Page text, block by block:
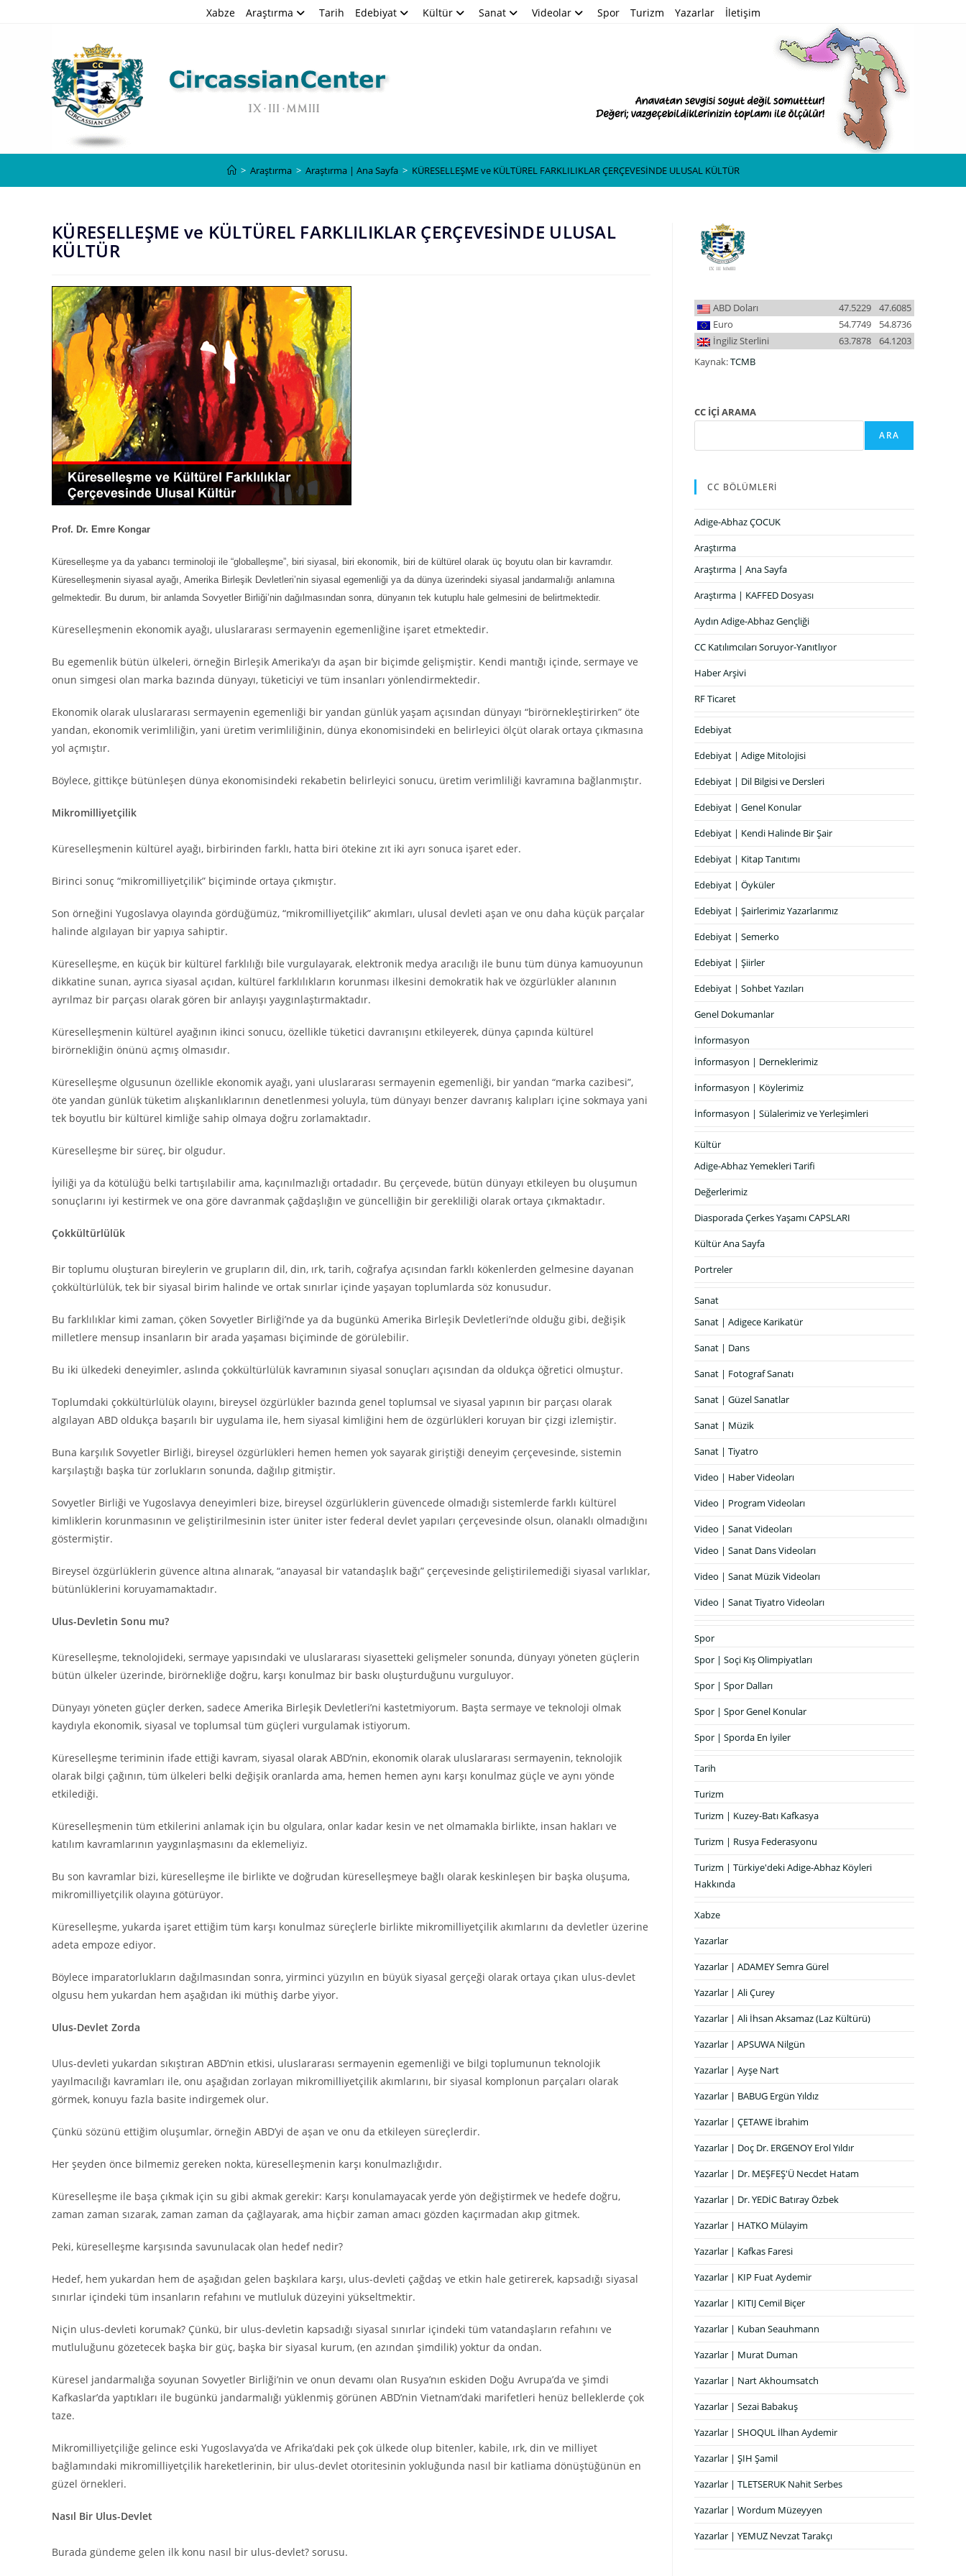
Xabze Araştırma Tarih Edebiyat Kültür Sanat Videolar Spor Turizm Yazarlar İletişim
> Araştırma > Araştırma | Ana Sayfa > KÜRESELLEŞME ve KÜLTÜREL FARKLILIKLAR ÇERÇEVESİNDE ULUSAL KÜLTÜR
KÜRESELLEŞME ve KÜLTÜREL FARKLILIKLAR ÇERÇEVESİNDE ULUSAL
KÜLTÜR
Prof. Dr. Emre Kongar
Küreselleşme ya da yabancı terminoloji ile “globalleşme”, biri siyasal, biri ekonomik, biri de kültürel olarak üç boyutu olan bir kavramdır.
Küreselleşmenin siyasal ayağı, Amerika Birleşik Devletleri’nin siyasal egemenliği ya da dünya üzerindeki siyasal jandarmalığı anlamına
gelmektedir. Bu durum, bir anlamda Sovyetler Birliği’nin dağılmasından sonra, dünyanın tek kutuplu hale gelmesini de belirtmektedir.
Küreselleşmenin ekonomik ayağı, uluslararası sermayenin egemenliğine işaret etmektedir.
Bu egemenlik bütün ülkeleri, örneğin Birleşik Amerika’yı da aşan bir biçimde gelişmiştir. Kendi mantığı içinde, sermaye ve
onun simgesi olan marka bazında dünyayı, tüketiciyi ve tüm insanları yönlendirmektedir.
Ekonomik olarak uluslararası sermayenin egemenliği bir yandan günlük yaşam açısından dünyayı “birörnekleştirirken” öte
yandan, ekonomik verimliliğin, yani üretim verimliliğinin, dünya ekonomisindeki en belirleyici ölçüt olarak ortaya çıkmasına
yol açmıştır.
Böylece, gittikçe bütünleşen dünya ekonomisindeki rekabetin belirleyici sonucu, üretim verimliliği kavramına bağlanmıştır.
Mikromilliyetçilik
Küreselleşmenin kültürel ayağı, birbirinden farklı, hatta biri ötekine zıt iki ayrı sonuca işaret eder.
Birinci sonuç “mikromilliyetçilik” biçiminde ortaya çıkmıştır.
Son örneğini Yugoslavya olayında gördüğümüz, “mikromilliyetçilik” akımları, ulusal devleti aşan ve onu daha küçük parçalar
halinde algılayan bir yapıya sahiptir.
Küreselleşme, en küçük bir kültürel farklılığı bile vurgulayarak, elektronik medya aracılığı ile bunu tüm dünya kamuoyunun
dikkatine sunan, ayrıca siyasal açıdan, kültürel farklılıkların korunması ilkesini demokratik hak ve özgürlükler alanının
ayrılmaz bir parçası olarak gören bir anlayışı yaygınlaştırmaktadır.
Küreselleşmenin kültürel ayağının ikinci sonucu, özellikle tüketici davranışını etkileyerek, dünya çapında kültürel
birörnekliğin önünü açmış olmasıdır.
Küreselleşme olgusunun özellikle ekonomik ayağı, yani uluslararası sermayenin egemenliği, bir yandan “marka cazibesi”,
öte yandan günlük tüketim alışkanlıklarının denetlenmesi yoluyla, tüm dünyayı benzer davranış kalıpları içine sokmaya yani
tek boyutlu bir kültürel kimliğe sahip olmaya doğru zorlamaktadır.
Küreselleşme bir süreç, bir olgudur.
İyiliği ya da kötülüğü belki tartışılabilir ama, kaçınılmazlığı ortadadır. Bu çerçevede, bütün dünyayı etkileyen bu oluşumun
sonuçlarını iyi kestirmek ve ona göre davranmak çağdaşlığın ve güncelliğin bir gerekliliği olarak ortaya çıkmaktadır.
Çokkültürlülük
Bir toplumu oluşturan bireylerin ve grupların dil, din, ırk, tarih, coğrafya açısından farklı kökenlerden gelmesine dayanan
çokkültürlülük, tek bir siyasal birim halinde ve ortak sınırlar içinde yaşayan toplumlarda söz konusudur.
Bu farklılıklar kimi zaman, çöken Sovyetler Birliği’nde ya da bugünkü Amerika Birleşik Devletleri’nde olduğu gibi, değişik
milletlere mensup insanların bir arada yaşaması biçiminde de görülebilir.
Bu iki ülkedeki deneyimler, aslında çokkültürlülük kavramının siyasal sonuçları açısından da oldukça öğretici olmuştur.
Toplumdaki çokkültürlülük olayını, bireysel özgürlükler bazında genel toplumsal ve siyasal yapının bir parçası olarak
algılayan ABD oldukça başarılı bir uygulama ile, hem siyasal kimliğini hem de özgürlükleri koruyan bir çizgi izlemiştir.
Buna karşılık Sovyetler Birliği, bireysel özgürlükleri hemen hemen yok sayarak giriştiği deneyim çerçevesinde, sistemin
karşılaştığı başka tür zorlukların sonunda, dağılıp gitmiştir.
Sovyetler Birliği ve Yugoslavya deneyimleri bize, bireysel özgürlüklerin güvencede olmadığı sistemlerde farklı kültürel
kimliklerin korunmasının ve geliştirilmesinin ister üniter ister federal devlet yapıları çerçevesinde olsun, olanaklı olmadığını
göstermiştir.
Bireysel özgürlüklerin güvence altına alınarak, “anayasal bir vatandaşlık bağı” çerçevesinde geliştirilemediği siyasal varlıklar,
bütünlüklerini koruyamamaktadır.
Ulus-Devletin Sonu mu?
Küreselleşme, teknolojideki, sermaye yapısındaki ve uluslararası siyasetteki gelişmeler sonunda, dünyayı yöneten güçlerin
bütün ülkeler üzerinde, birörnekliğe doğru, karşı konulmaz bir baskı oluşturduğunu vurguluyor.
Dünyayı yöneten güçler derken, sadece Amerika Birleşik Devletleri’ni kastetmiyorum. Başta sermaye ve teknoloji olmak
kaydıyla ekonomik, siyasal ve toplumsal tüm güçleri vurgulamak istiyorum.
Küreselleşme teriminin ifade ettiği kavram, siyasal olarak ABD’nin, ekonomik olarak uluslararası sermayenin, teknolojik
olarak bilgi çağının, tüm ülkeleri belki değişik oranlarda ama, hemen hemen aynı karşı konulmaz güçle ve aynı yönde
etkilediği.
Küreselleşmenin tüm etkilerini anlamak için bu olgulara, onlar kadar kesin ve net olmamakla birlikte, insan hakları ve
katılım kavramlarının yaygınlaşmasını da eklemeliyiz.
Bu son kavramlar bizi, küreselleşme ile birlikte ve doğrudan küreselleşmeye bağlı olarak keskinleşen bir başka oluşuma,
mikromilliyetçilik olayına götürüyor.
Küreselleşme, yukarda işaret ettiğim tüm karşı konulmaz süreçlerle birlikte mikromilliyetçilik akımlarını da devletler üzerine
adeta empoze ediyor.
Böylece imparatorlukların dağılmasından sonra, yirminci yüzyılın en büyük siyasal gerçeği olarak ortaya çıkan ulus-devlet
olgusu hem yukardan hem aşağıdan iki müthiş darbe yiyor.
Ulus-Devlet Zorda
Ulus-devleti yukardan sıkıştıran ABD’nin etkisi, uluslararası sermayenin egemenliği ve bilgi toplumunun teknolojik
yayılmacılığı kavramları ile, onu aşağıdan zorlayan mikromilliyetçilik akımlarını, bir siyasal komplonun parçaları olarak
görmek, konuyu fazla basite indirgemek olur.
Çünkü sözünü ettiğim oluşumlar, örneğin ABD’yi de aşan ve onu da etkileyen süreçlerdir.
Her şeyden önce bilmemiz gereken nokta, küreselleşmenin karşı konulmazlığıdır.
Küreselleşme ile başa çıkmak için su gibi akmak gerekir: Karşı konulamayacak yerde yön değiştirmek ve hedefe doğru,
zaman zaman sızarak, zaman zaman da çağlayarak, ama hiçbir zaman amacı gözden kaçırmadan akıp gitmek.
Peki, küreselleşme karşısında savunulacak olan hedef nedir?
Hedef, hem yukardan hem de aşağıdan gelen başkılara karşı, ulus-devleti çağdaş ve etkin hale getirerek, kapsadığı siyasal
sınırlar içindeki tüm insanların refahını ve mutluluk düzeyini yükseltmektir.
Niçin ulus-devleti korumak? Çünkü, bir ulus-devletin kapsadığı siyasal sınırlar içindeki tüm vatandaşların refahını ve
mutluluğunu gözetecek başka bir güç, başka bir siyasal kurum, (en azından şimdilik) yoktur da ondan.
Küresel jandarmalığa soyunan Sovyetler Birliği’nin ve onun devamı olan Rusya’nın eskiden Doğu Avrupa’da ve şimdi
Kafkaslar’da yaptıkları ile bugünkü jandarmalığı yüklenmiş görünen ABD’nin Vietnam’daki marifetleri henüz belleklerde çok
taze.
Mikromilliyetçiliğe gelince eski Yugoslavya’da ve Afrika’daki pek çok ülkede olup bitenler, kabile, ırk, din ve milliyet
bağlamındaki mikromilliyetçilik hareketlerinin, bir ulus-devlet otoritesinin yokluğunda nasıl bir katliama dönüştüğünün en
güzel örnekleri.
Nasıl Bir Ulus-Devlet
Burada gündeme gelen ilk konu nasıl bir ulus-devlet? sorusu.
ABD Doları 47.6085
47.5229
Euro
54.8736
54.7749
İngiliz Sterlini
64.1203
63.7878
Kaynak:TCMB
CC İÇİ ARAMA
ARA
CC BÖLÜMLERİ
Adige-Abhaz ÇOCUK
Araştırma
Araştırma | Ana Sayfa
Araştırma | KAFFED Dosyası
Aydın Adige-Abhaz Gençliği
CC Katılımcıları Soruyor-Yanıtlıyor
Haber Arşivi
RF Ticaret
Edebiyat
Edebiyat | Adige Mitolojisi
Edebiyat | Dil Bilgisi ve Dersleri
Edebiyat | Genel Konular
Edebiyat | Kendi Halinde Bir Şair
Edebiyat | Kitap Tanıtımı
Edebiyat | Öyküler
Edebiyat | Şairlerimiz Yazarlarımız
Edebiyat | Semerko
Edebiyat | Şiirler
Edebiyat | Sohbet Yazıları
Genel Dokumanlar
İnformasyon
İnformasyon | Derneklerimiz
İnformasyon | Köylerimiz
İnformasyon | Sülalerimiz ve Yerleşimleri
Kültür
Adige-Abhaz Yemekleri Tarifi
Değerlerimiz
Diasporada Çerkes Yaşamı CAPSLARI
Kültür Ana Sayfa
Portreler
Sanat
Sanat | Adigece Karikatür
Sanat | Dans
Sanat | Fotograf Sanatı
Sanat | Güzel Sanatlar
Sanat | Müzik
Sanat | Tiyatro
Video | Haber Videoları
Video | Program Videoları
Video | Sanat Videoları
Video | Sanat Dans Videoları
Video | Sanat Müzik Videoları
Video | Sanat Tiyatro Videoları
Spor
Spor | Soçi Kış Olimpiyatları
Spor | Spor Dalları
Spor | Spor Genel Konular
Spor | Sporda En İyiler
Tarih
Turizm
Turizm | Kuzey-Batı Kafkasya
Turizm | Rusya Federasyonu
Turizm | Türkiye'deki Adige-Abhaz Köyleri
Hakkında
Xabze
Yazarlar
Yazarlar | ADAMEY Semra Gürel
Yazarlar | Ali Çurey
Yazarlar | Ali İhsan Aksamaz (Laz Kültürü)
Yazarlar | APSUWA Nilgün
Yazarlar | Ayşe Nart
Yazarlar | BABUG Ergün Yıldız
Yazarlar | ÇETAWE İbrahim
Yazarlar | Doç Dr. ERGENOY Erol Yıldır
Yazarlar | Dr. MEŞFEŞ'Ü Necdet Hatam
Yazarlar | Dr. YEDİC Batıray Özbek
Yazarlar | HATKO Mülayim
Yazarlar | Kafkas Faresi
Yazarlar | KIP Fuat Aydemir
Yazarlar | KITIJ Cemil Biçer
Yazarlar | Kuban Seauhmann
Yazarlar | Murat Duman
Yazarlar | Nart Akhoumsatch
Yazarlar | Sezai Babakuş
Yazarlar | SHOQUL İlhan Aydemir
Yazarlar | ŞIH Şamil
Yazarlar | TLETSERUK Nahit Serbes
Yazarlar | Wordum Müzeyyen
Yazarlar | YEMUZ Nevzat Tarakçı